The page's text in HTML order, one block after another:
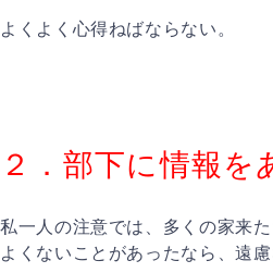
よくよく心得ねばならない。
２．部下に情報を
私一人の注意では、多くの家来
よくないことがあったなら、遠